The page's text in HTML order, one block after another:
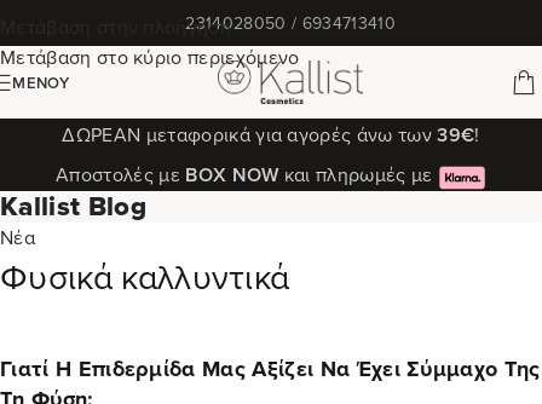
Μετάβαση στην πλοήγηση
Μετάβαση στο κύριο περιεχόμενο
✆2314028050 / 6934713410
ΜΕΝΟΎ
ΔΩΡΕΑΝ μεταφορικά για αγορές άνω των39€!
Αποστολές με ΒΟΧ ΝΟWκαι πληρωμές με
Kallist Blog
Νέα
Φυσικά καλλυντικά
Γιατί Η Επιδερμίδα Μας Αξίζει Να Έχει Σύμμαχο Της